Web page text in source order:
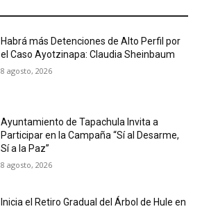
Habrá más Detenciones de Alto Perfil por
el Caso Ayotzinapa: Claudia Sheinbaum
8 agosto, 2026
Ayuntamiento de Tapachula Invita a
Participar en la Campaña “Sí al Desarme,
Sí a la Paz”
8 agosto, 2026
Inicia el Retiro Gradual del Árbol de Hule en